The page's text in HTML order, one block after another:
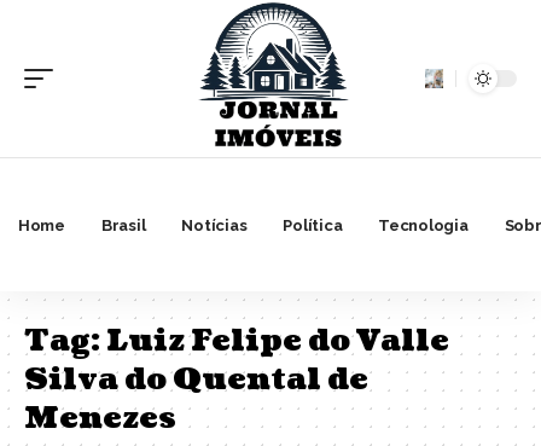
Home Brasil Notícias Política Tecnologia
Tag:Luiz Felipe do Valle
Silva do Quental de
Menezes